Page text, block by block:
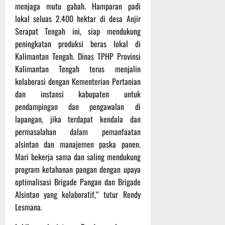
menjaga mutu gabah. Hamparan padi
lokal seluas 2.400 hektar di desa Anjir
Serapat Tengah ini, siap mendukung
peningkatan produksi beras lokal di
Kalimantan Tengah. Dinas TPHP Provinsi
Kalimantan Tengah terus menjalin
kolaborasi dengan Kementerian Pertanian
dan instansi kabupaten untuk
pendampingan dan pengawalan di
lapangan, jika terdapat kendala dan
permasalahan dalam pemanfaatan
alsintan dan manajemen paska panen.
Mari bekerja sama dan saling mendukung
program ketahanan pangan dengan upaya
optimalisasi Brigade Pangan dan Brigade
Alsintan yang kolaboratif,“ tutur Rendy
Lesmana.